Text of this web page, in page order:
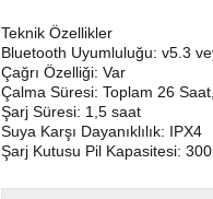
Teknik Özellikler
Bluetooth Uyumluluğu: v5.3
Çağrı Özelliği: Var
Çalma Süresi: Toplam 26
Şarj Süresi: 1,5 saat
Suya Karşı Dayanıklılık: IPX4
Şarj Kutusu Pil Kapasitesi: